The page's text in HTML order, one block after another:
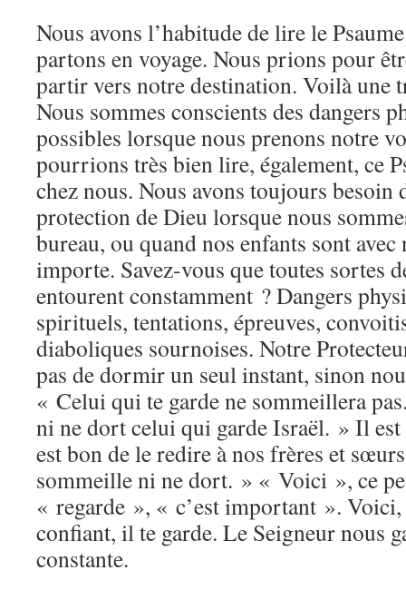
Nous avons l’habitude de lire le
partons en voyage. Nous prions pour
partir vers notre destination. Voilà une
Nous sommes conscients des dangers
possibles lorsque nous prenons notre
pourrions très bien lire, également, ce
chez nous. Nous avons toujours
protection de Dieu lorsque nous
bureau, ou quand nos enfants sont avec
importe. Savez-vous que toutes sortes
entourent constamment ? Dangers
spirituels, tentations, épreuves,
diaboliques sournoises. Notre
pas de dormir un seul instant, sinon
« Celui qui te garde ne sommeillera
ni ne dort celui qui garde Israël. » Il
est bon de le redire à nos frères et
sommeille ni ne dort. » « Voici », ce
« regarde », « c’est important ».
confiant, il te garde. Le Seigneur nous
constante.